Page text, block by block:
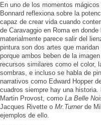
En uno de los momentos mágicos
Bonnard reflexiona sobre la
capaz de crear vida cuando
de Caravaggio en Roma en donde
materialmente parece salir del
pintura son dos artes que
porque ambos beben de la
recursos similares como el color,
sombras, e incluso se habla de
narrativos como Edward Hopper
cuadros siempre hay una historia.
Martin Provost, como La Belle
Jacques Rivette o Mr.Turnerde
ejemplos de ello.